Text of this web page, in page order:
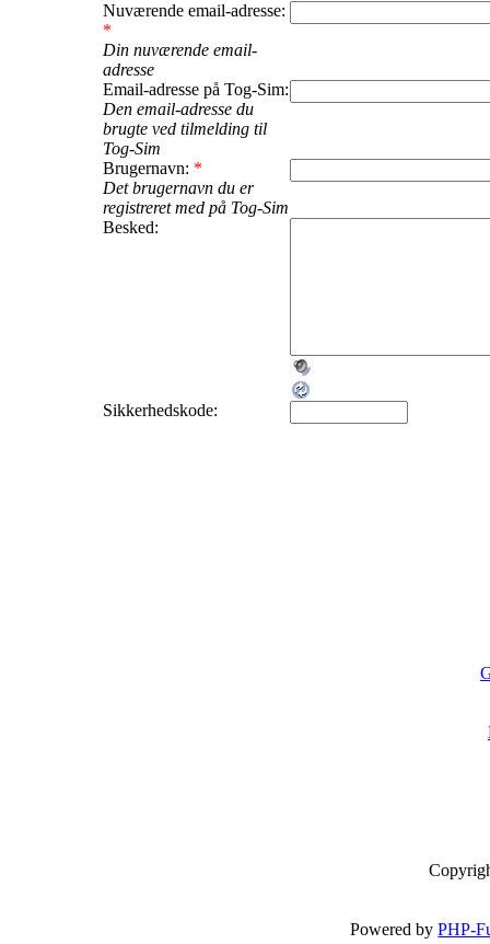
Nuværende email-adresse:
*
Din nuværende email-
adresse
Email-adresse på Tog-Sim:
Den email-adresse du
brugte ved tilmelding til
Tog-Sim
Brugernavn: *
Det brugernavn du er
registreret med på Tog-Sim
Besked:
Sikkerhedskode:
Powered byPHP-